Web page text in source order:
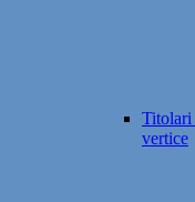
Titolari
vertice